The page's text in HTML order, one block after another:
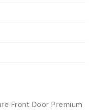
Front Door Premium